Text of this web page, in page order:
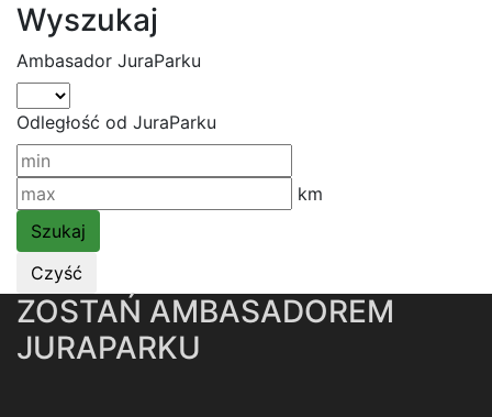
Wyszukaj
Ambasador JuraParku
Odległość od JuraParku
km
ZOSTAŃ AMBASADOREM
JURAPARKU